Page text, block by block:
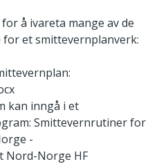
å ivareta mange av de
et smittevernplanverk:
kan inngå i et
Smittevernrutiner for
-
Nord-Norge HF